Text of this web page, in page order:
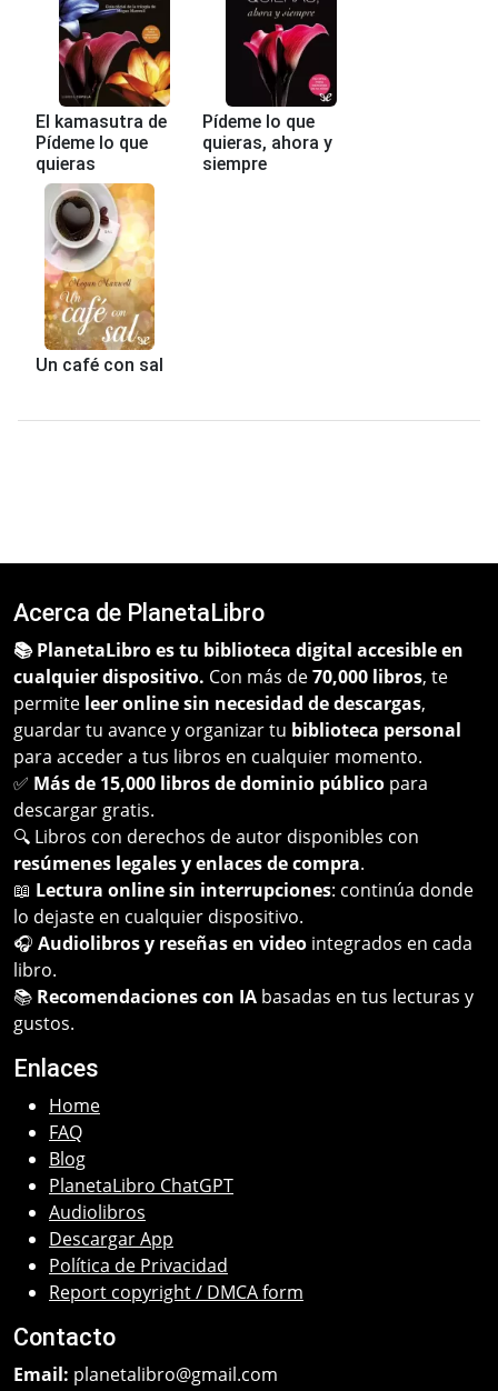
El kamasutra de
Pídeme lo que
quieras
Pídeme lo que
quieras, ahora y
siempre
Un café con sal
Acerca de PlanetaLibro
📚 PlanetaLibro es tu biblioteca digital accesible en
cualquier dispositivo. Con más de70,000 libros, te
permite leer online sin necesidad de descargas,
guardar tu avance y organizar tu biblioteca personal
para acceder a tus libros en cualquier momento.
✅ Más de 15,000 libros de dominio público para
descargar gratis.
🔍 Libros con derechos de autor disponibles con
resúmenes legales y enlaces de compra.
📖 Lectura online sin interrupciones: continúa donde
lo dejaste en cualquier dispositivo.
🎧 Audiolibros y reseñas en video integrados en cada
libro.
📚 Recomendaciones con IA basadas en tus lecturas y
gustos.
Enlaces
Home
FAQ
Blog
PlanetaLibro ChatGPT
Audiolibros
Descargar App
Política de Privacidad
Report copyright / DMCA form
Contacto
Email: planetalibro@gmail.com